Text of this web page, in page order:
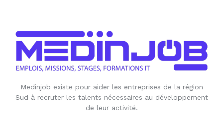
Medinjob existe pour aider les entreprises de la région
Sud à recruter les talents nécessaires au développement
de leur activité.